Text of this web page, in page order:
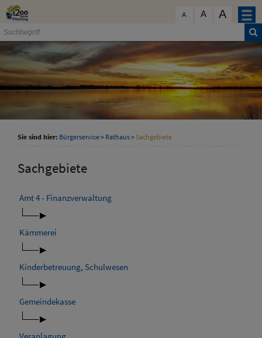
Zum Inhalt
A A A
Sie sind hier: Bürgerservice> Rathaus> Sachgebiete
Sachgebiete
Amt 4 - Finanzverwaltung
Kämmerei
Kinderbetreuung, Schulwesen
Gemeindekasse
schließen